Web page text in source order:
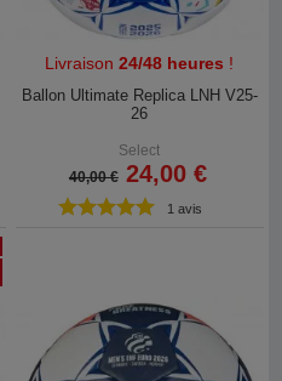
Livraison24/48 heures !
Ballon Ultimate Replica LNH V25-
26
Select
40,00 € 24,00 €
1 avis